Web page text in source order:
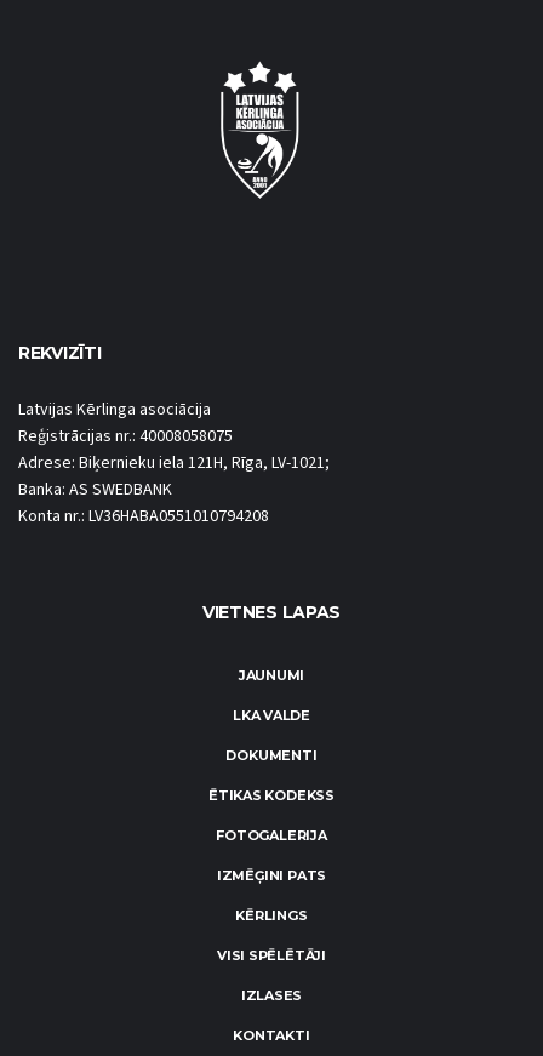
REKVIZĪTI
Latvijas Kērlinga asociācija
Reģistrācijas nr.: 40008058075
Adrese: Biķernieku iela 121H, Rīga, LV-1021;
Banka: AS SWEDBANK
Konta nr.: LV36HABA0551010794208
VIETNES LAPAS
JAUNUMI
LKA VALDE
DOKUMENTI
ĒTIKAS KODEKSS
FOTOGALERIJA
IZMĒĢINI PATS
KĒRLINGS
VISI SPĒLĒTĀJI
IZLASES
KONTAKTI